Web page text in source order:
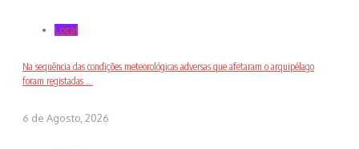
Local
Na sequência das condições meteorológicas adversas que afetaram o arquipélago
foram registadas ...
6 de Agosto, 2026